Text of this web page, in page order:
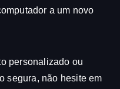
a um novo
personalizado ou
segura, não hesite em